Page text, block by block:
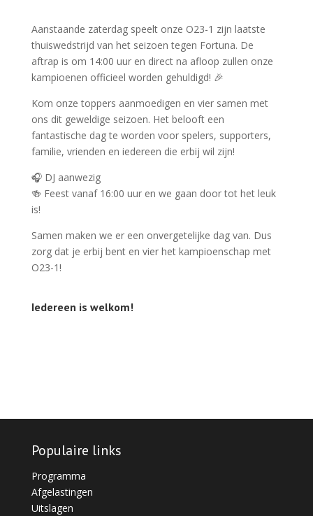
Aanstaande zaterdag speelt onze O23-1 zijn laatste
thuiswedstrijd van het seizoen tegen Fortuna. De
aftrap is om 14:00 uur en direct na afloop zullen onze
kampioenen officieel worden gehuldigd! 🎉
Kom onze toppers aanmoedigen en vier samen met
ons dit geweldige seizoen. Het belooft een
fantastische dag te worden voor spelers, supporters,
familie, vrienden en iedereen die erbij wil zijn!
🎧 DJ aanwezig
🍻 Feest vanaf 16:00 uur en we gaan door tot het leuk
is!
Samen maken we er een onvergetelijke dag van. Dus
zorg dat je erbij bent en vier het kampioenschap met
O23-1!
Iedereen is welkom!
Populaire links
Programma
Afgelastingen
Uitslagen